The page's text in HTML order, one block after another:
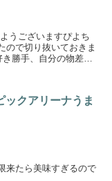
ので切り抜いておきま
クアリーナうま
来たら美味すぎるので